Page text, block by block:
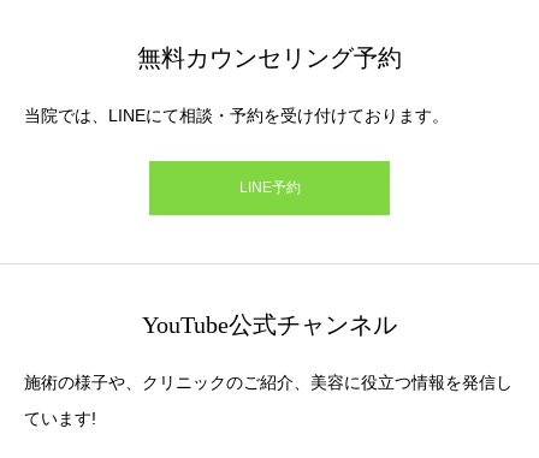
無料カウンセリング予約
当院では、LINEにて相談・予約を受け付けております。
LINE予約
YouTube公式チャンネル
施術の様子や、クリニックのご紹介、美容に役立つ情報を発信し
ています!